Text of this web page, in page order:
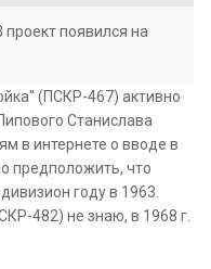
проект появился на
(ПСКР-467) активно
Станислава
в интернете о вводе в
предположить, что
году в 1963.
482) не знаю, в 1968 г.